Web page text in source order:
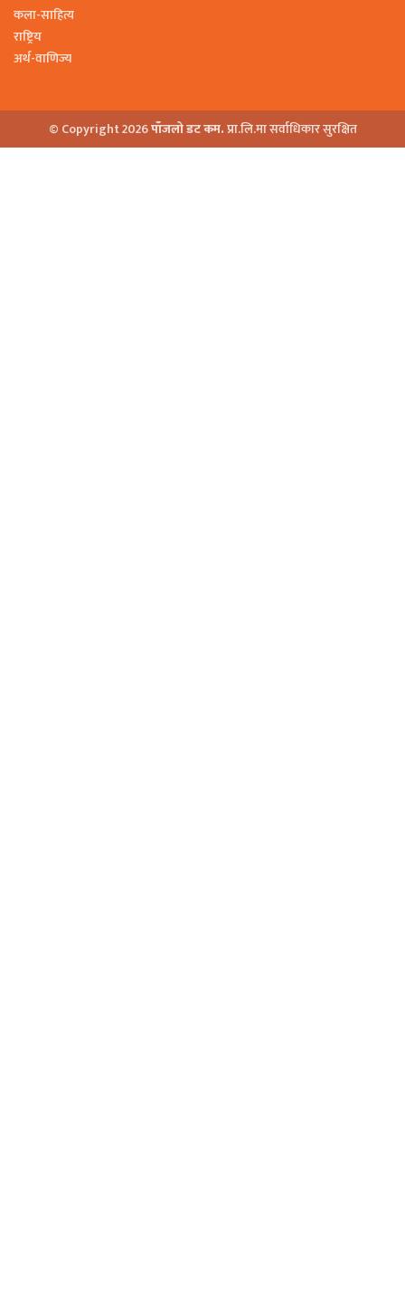
कला-साहित्य
राष्ट्रिय
अर्थ-वाणिज्य
© Copyright 2026पाँजलो डट कम.प्रा.लि.मा सर्वाधिकार सुरक्षित